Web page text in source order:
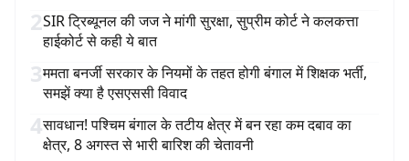
2SIR ट्रिब्यूनल की जज ने मांगी सुरक्षा, सुप्रीम कोर्ट ने कलकत्ता
हाईकोर्ट से कही ये बात
3ममता बनर्जी सरकार के नियमों के तहत होगी बंगाल में शिक्षक भर्ती,
समझें क्या है एसएससी विवाद
4सावधान! पश्चिम बंगाल के तटीय क्षेत्र में बन रहा कम दबाव का
क्षेत्र, 8 अगस्त से भारी बारिश की चेतावनी